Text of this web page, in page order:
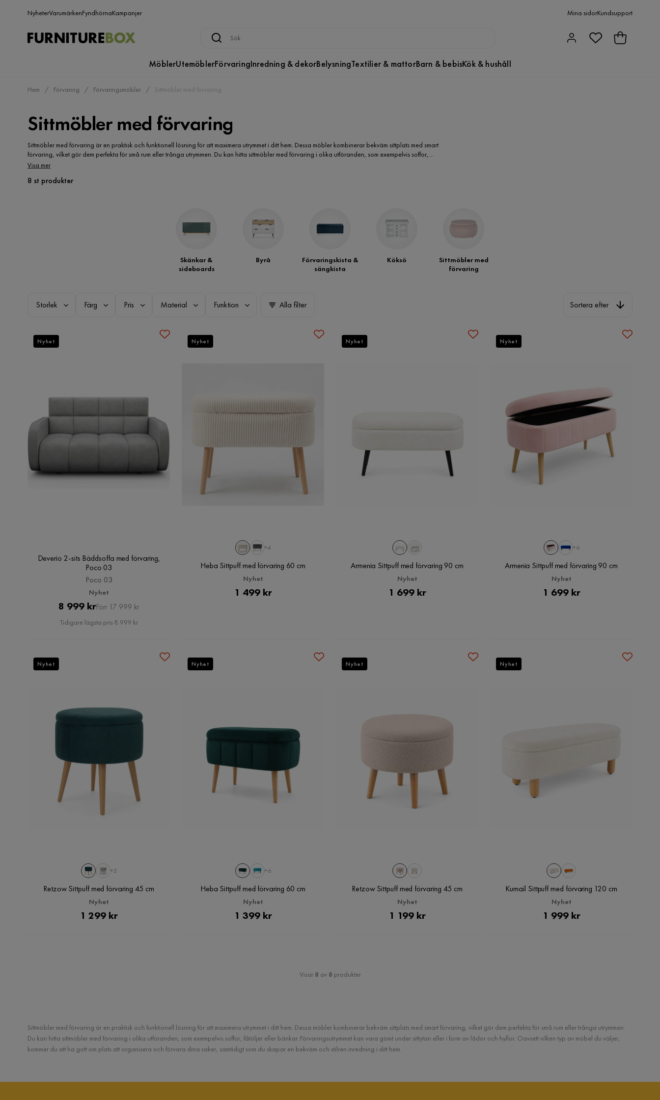
NyheterVarumärkenFyndhörnaKampanjer Mina sidorKundsupport
MöblerUtemöblerFörvaringInredning & dekorBelysningTextilier & mattorBarn & bebisKök & hushåll
Hem Förvaring Förvaringsmöbler Sittmöbler med förvaring
Sittmöbler med förvaring
Sittmöbler med förvaring är en praktisk och funktionell lösning för att maximera utrymmet i ditt hem. Dessa möbler kombinerar bekväm sittplats med smart
förvaring, vilket gör dem perfekta för små rum eller trånga utrymmen. Du kan hitta sittmöbler med förvaring i olika utföranden, som exempelvis soffor,
fåtöljer eller bänkar. Förvaringsutrymmet kan vara gömt under sittytan eller i form av lådor och hyllor. Oavsett vilken typ av möbel du väljer, kommer du
Visa mer
8 st produkter
Skänkar &
sideboards
Byrå
Förvaringskista &
sängkista
Köksö
Sittmöbler med
förvaring
Storlek Färg Pris Material Funktion Alla filter Sortera efter
Deverio 2-sits Bäddsoffa med förvaring,
Poco 03
Poco 03
Nyhet
Pris
8 999 krOriginal
Pris
Förr 17 999 kr
Tidigare lägsta pris 8 999 kr
Nyhet
+4
Heba Sittpuff med förvaring 60 cm
Nyhet
Pris
1 499 kr
Nyhet
Armenia Sittpuff med förvaring 90 cm
Nyhet
Pris
1 699 kr
Nyhet
+6
Armenia Sittpuff med förvaring 90 cm
Nyhet
Pris
1 699 kr
Nyhet
+2
Retzow Sittpuff med förvaring 45 cm
Nyhet
Pris
1 299 kr
Nyhet
+6
Heba Sittpuff med förvaring 60 cm
Nyhet
Pris
1 399 kr
Nyhet
Retzow Sittpuff med förvaring 45 cm
Nyhet
Pris
1 199 kr
Nyhet
Kumail Sittpuff med förvaring 120 cm
Nyhet
Pris
1 999 kr
Nyhet
Visar 8 av 8 produkter
Sittmöbler med förvaring är en praktisk och funktionell lösning för att maximera utrymmet i ditt hem. Dessa möbler kombinerar bekväm sittplats med smart förvaring, vilket gör dem perfekta för små rum eller trånga utrymmen.
Du kan hitta sittmöbler med förvaring i olika utföranden, som exempelvis soffor, fåtöljer eller bänkar. Förvaringsutrymmet kan vara gömt under sittytan eller i form av lådor och hyllor. Oavsett vilken typ av möbel du väljer,
kommer du att ha gott om plats att organisera och förvara dina saker, samtidigt som du skapar en bekväm och stilren inredning i ditt hem.